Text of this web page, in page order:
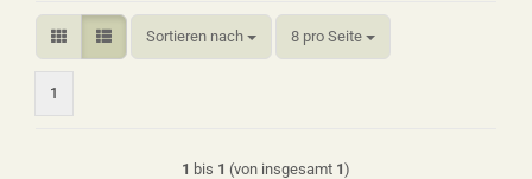
Sortieren nach
Sortieren nach 8 pro Seite
pro Seite
1
1 bis 1 (von insgesamt 1)